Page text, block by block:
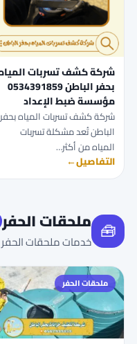
شركة كشف تسربات
بحفر الباطن 0534391859
مؤسسة ضبط الإعداد
شركة كشف تسربات المياه بحفر
الباطن تُعد مشكلة تسربات
المياه من أكثر…
التفاصيل←
🧰 ملحقات الحفر
خدمات ملحقات
ملحقات الحفر